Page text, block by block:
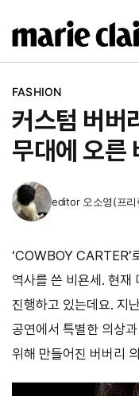
텐
너
FASHION
커스텀 버버
무대에 오른
editor 오소영(프
‘COWBOY CARTER’
역사를 쓴 비욘세. 현재
진행하고 있는데요. 지
공연에서 특별한 의상
위해 만들어진 버버리